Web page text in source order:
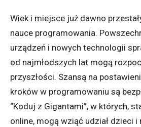
Wiek i miejsce już dawno
nauce programowania.
urządzeń i nowych technologii
od najmłodszych lat mogą
przyszłości. Szansą na
kroków w programowaniu są
“Koduj z Gigantami”, w których,
online, mogą wziąć udział dzieci i